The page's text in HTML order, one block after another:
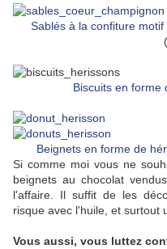
Sablés à la confiture motif
Biscuits en forme
Beignets en forme de
Si comme moi vous ne
beignets au chocolat
l'affaire. Il suffit de les
risque avec l'huile, et surtout
Vous aussi, vous luttez